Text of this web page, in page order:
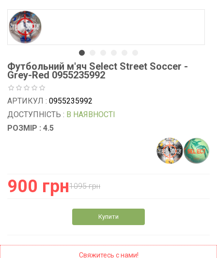
Футбольний м'яч Select Street Soccer -
Grey-Red 0955235992
АРТИКУЛ : 0955235992
ДОСТУПНІСТЬ : В НАЯВНОСТІ
РОЗМІР : 4.5
900 грн1095 грн
Купити
Свяжитесь с нами!